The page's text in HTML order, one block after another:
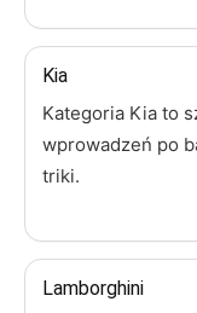
Kia
Kategoria Kia to
wprowadzeń po
triki.
Lamborghini